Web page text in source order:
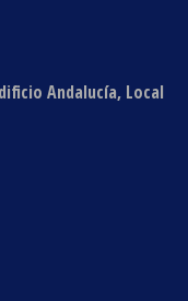
Andalucía, Local